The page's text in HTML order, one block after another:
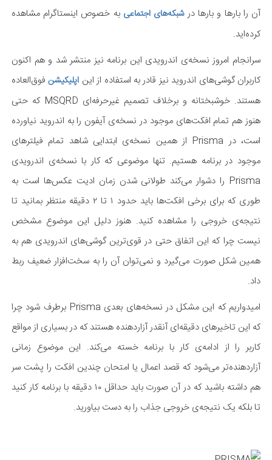
آن را بارها و بارها درشبکه‌های اجتماعی به خصوص اینستاگرام مشاهده
کرده‌اید.
سرانجام امروز نسخه‌ی اندرویدی این برنامه نیز منتشر شد و هم اکنون
کاربران گوشی‌های اندروید نیز قادر به استفاده از این اپلیکیشنفوق‌العاده
هستند. خوشبختانه و برخلاف تصمیم غیرحرفه‌ای MSQRD که حتی
هنوز هم تمام افکت‌های موجود در نسخه‌ی آیفون را به اندروید نیاورده
است، در Prisma از همین نسخه‌ی ابتدایی شاهد تمام فیلترهای
موجود در برنامه هستیم. تنها موضوعی که کار با نسخه‌ی اندرویدی
Prisma را دشوار می‌کند طولانی شدن زمان ادیت عکس‌ها است به
طوری که برای برخی افکت‌ها باید حدود ۱ تا ۲ دقیقه منتظر بمانید تا
نتیجه‌ی خروجی را مشاهده کنید. هنوز دلیل این موضوع مشخص
نیست چرا که این اتفاق حتی در قوی‌ترین گوشی‌های اندرویدی هم به
همین شکل صورت می‌گیرد و نمی‌توان آن را به سخت‌افزار ضعیف ربط
داد.
امیدواریم که این مشکل در نسخه‌های بعدی Prisma برطرف شود چرا
که این تاخیرهای دقیقه‌ای آنقدر آزاردهنده هستند که در بسیاری از مواقع
کاربر را از ادامه‌ی کار با برنامه خسته می‌کند. این موضوع زمانی
آزاردهنده‌تر می‌شود که قصد اعمال یا امتحان چندین افکت را پشت سر
هم داشته باشید که در آن صورت باید حداقل ۱۰ دقیقه با برنامه کار کنید
تا بلکه یک نتیجه‌ی خروجی جذاب را به دست بیاورید.